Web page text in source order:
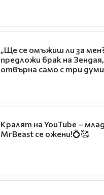
„Ще се омъжиш ли за
предложи брак на
отвърна само с три
Кралят на YouTube –
MrBeast се ожени!💍🥰